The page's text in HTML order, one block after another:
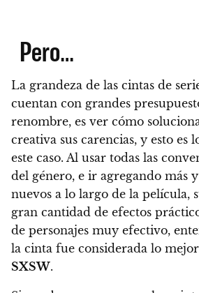
Pero…
La grandeza de las cintas de
cuentan con grandes
renombre, es ver cómo
creativa sus carencias, y esto es
este caso. Al usar todas las
del género, e ir agregando más
nuevos a lo largo de la película,
gran cantidad de efectos
de personajes muy efectivo,
la cinta fue considerada lo
SXSW.